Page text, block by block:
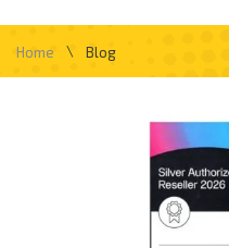
Home \ Blog